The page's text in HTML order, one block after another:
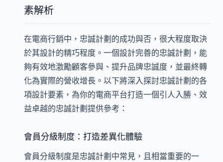
素解析
在電商行銷中，忠誠計劃的成功與否，很大程度取決
於其設計的精巧程度。一個設計完善的忠誠計劃，能
夠有效地激勵顧客參與、提升品牌忠誠度，並最終轉
化為實際的營收增長。以下將深入探討忠誠計劃的各
項設計要素，為你的電商平台打造一個引人入勝、效
益卓越的忠誠計劃提供參考：
會員分級制度：打造差異化體驗
會員分級制度是忠誠計劃中常見，且相當重要的一